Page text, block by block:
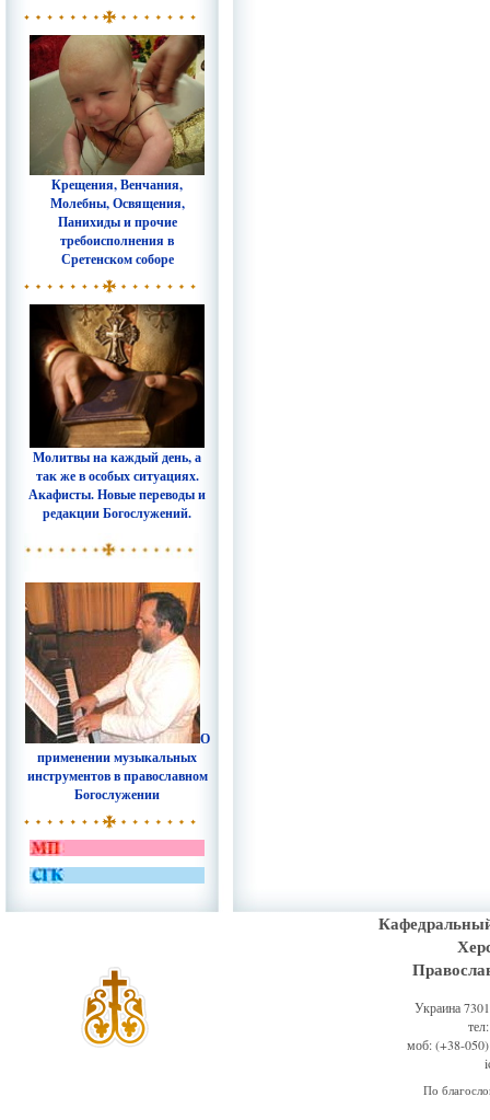
Крещения, Венчания,
Молебны, Освящения,
Панихиды и прочие
требоисполнения в
Сретенском соборе
Молитвы на каждый день, а
так же в особых ситуациях.
Акафисты. Новые переводы и
редакции Богослужений.
О
применении музыкальных
инструментов в православном
Богослужении
Украина
моб: (+38-
По